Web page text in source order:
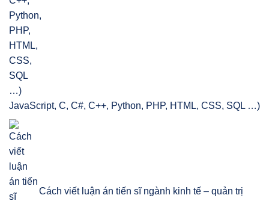
JavaScript, C, C#, C++, Python, PHP, HTML, CSS, SQL …)
Cách viết luận án tiến sĩ ngành kinh tế – quản trị